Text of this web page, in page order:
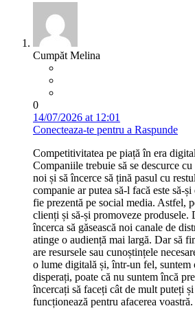
Cumpăt Melina
0
14/07/2026 at 12:01
Conecteaza-te pentru a Raspunde
Competitivitatea pe piață în era
Companiile trebuie să se descurce
noi și să încerce să țină pasul cu
companie ar putea să-l facă este să-
fie prezentă pe social media. Astfel,
clienți și să-și promoveze produsele.
încerca să găsească noi canale de
atinge o audiență mai largă. Dar să
are resursele sau cunoștințele
o lume digitală și, într-un fel,
disperați, poate că nu suntem încă
încercați să faceți cât de mult puteți
funcționează pentru afacerea voastră.